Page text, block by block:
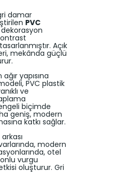
damar
PVC
Açık
mekânda güçlü
yapısına
PVC plastik
ve
biçimde
geniş, modern
katkı sağlar.
modern
otel
vurgu
oluşturur. Gri